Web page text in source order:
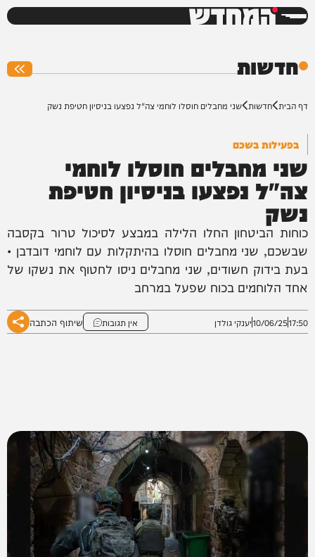
המחדש
חדשות
דף הבית חדשות שני מחבלים חוסלו לוחמי צה"ל נפצעו בניסיון חטיפת נשק
בפעילות בשכם
שני מחבלים חוסלו לוחמי
צה"ל נפצעו בניסיון חטיפת
נשק
כוחות הביטחון החלו הלילה במבצע לסיכול טרור בקסבה
שבשכם, שני מחבלים חוסלו בהיתקלות עם לוחמי דובדבן •
בעת בידוק חשודים, שני מחבלים ניסו לחטוף את נשקו של
אחד הלוחמים בכוח שפעל במרחב
17:50
10/06/25יענקי גולדן אין תגובות שיתוף הכתבה